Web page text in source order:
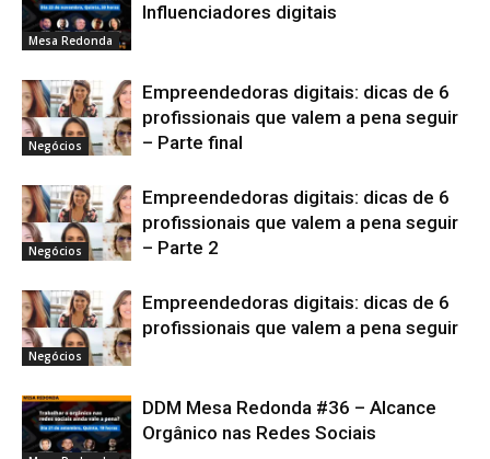
Mesa Redonda
Influenciadores digitais
Negócios
Empreendedoras digitais: dicas de 6
profissionais que valem a pena seguir
– Parte final
Negócios
Empreendedoras digitais: dicas de 6
profissionais que valem a pena seguir
– Parte 2
Negócios
Empreendedoras digitais: dicas de 6
profissionais que valem a pena seguir
DDM Mesa Redonda #36 – Alcance
Orgânico nas Redes Sociais